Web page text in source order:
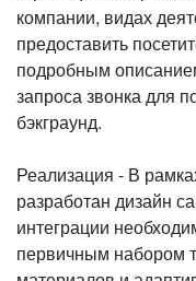
компании, видах
предоставить
подробным
запроса звонка для
бэкграунд.
Реализация - В
разработан дизайн
интеграции
первичным набором